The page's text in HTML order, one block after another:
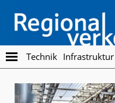
main
content
footer
Regionalverkehr
Die
Fachzeitschrift
den
Technik Infrastruktur